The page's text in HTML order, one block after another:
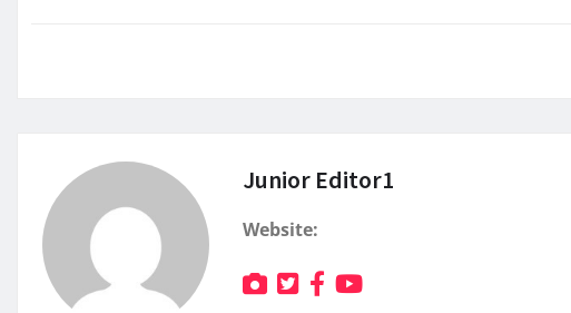
Junior Editor1
Website: